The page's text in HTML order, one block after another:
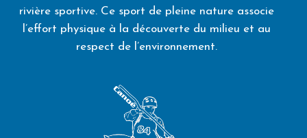
rivière sportive. Ce sport de pleine nature associe
l’effort physique à la découverte du milieu et au
respect de l’environnement.